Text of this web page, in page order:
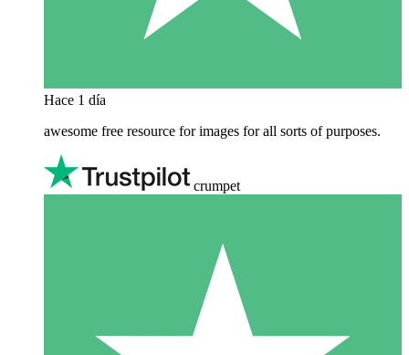
Hace 1 día
awesome free resource for images for all sorts of purposes.
crumpet